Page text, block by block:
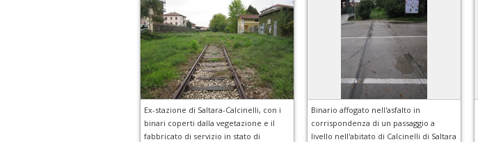
Ex-stazione di Saltara-Calcinelli, con i
binari coperti dalla vegetazione e il
fabbricato di servizio in stato di
Binario affogato nell'asfalto in
corrispondenza di un passaggio a
livello nell'abitato di Calcinelli di Saltara